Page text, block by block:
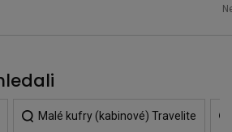
Malé kufry (kabinové) Travelite